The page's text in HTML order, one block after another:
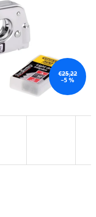
€25,22
–5 %